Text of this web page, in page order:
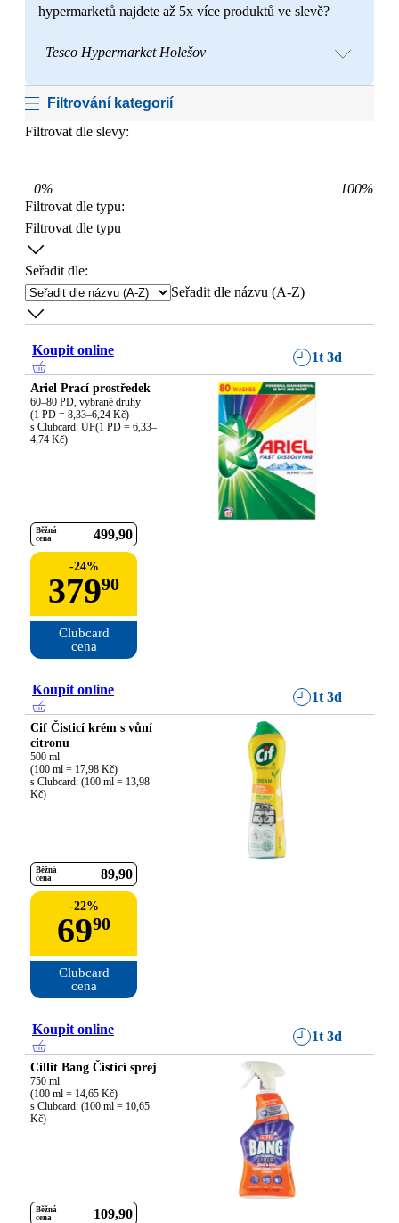
hypermarketů najdete až 5x více produktů ve slevě?
Tesco Hypermarket Holešov
Filtrování kategorií
Filtrovat dle slevy:
0% 100%
Filtrovat dle typu:
Filtrovat dle typu
Seřadit dle:
Seřadit dle názvu (A-Z)
Koupit online 1t 3d
Ariel Prací prostředek
60–80 PD, vybrané druhy
(1 PD = 8,33–6,24 Kč)
s Clubcard: UP(1 PD = 6,33–
4,74 Kč)
Běžná
cena
499 90
-24%
37990
Clubcard
cena
Koupit online 1t 3d
Cif Čisticí krém s vůní
citronu
500 ml
(100 ml = 17,98 Kč)
s Clubcard: (100 ml = 13,98
Kč)
Běžná
cena
89 90
-22%
6990
Clubcard
cena
Koupit online 1t 3d
Cillit Bang Čisticí sprej
750 ml
(100 ml = 14,65 Kč)
s Clubcard: (100 ml = 10,65
Kč)
Běžná
cena
109 90